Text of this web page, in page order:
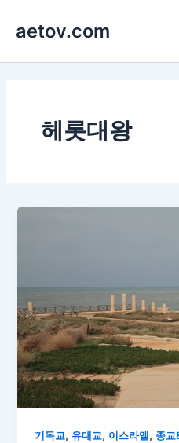
로
aetov.com
헤롯대왕
기독교, 유대교, 이스라엘 , 종교